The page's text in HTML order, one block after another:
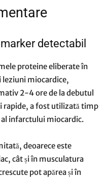
detectabil
proteine eliberate în
leziuni miocardice,
2-4 ore de la debutul
rapide, a fost utilizată timp
infarctului miocardic.
deoarece este
cât și în musculatura
pot apărea și în